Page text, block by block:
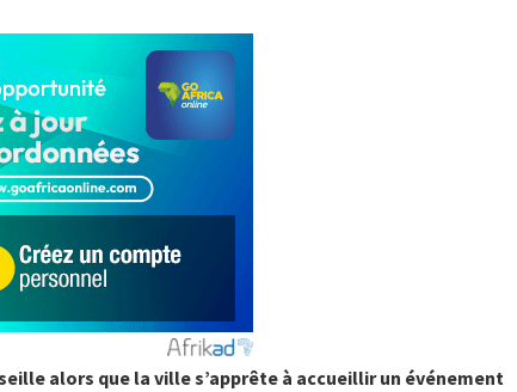
alors que la ville s’apprête à accueillir un événement